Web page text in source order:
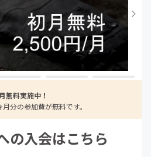
無料実施中！
分の参加費が無料です。
の入会はこちら